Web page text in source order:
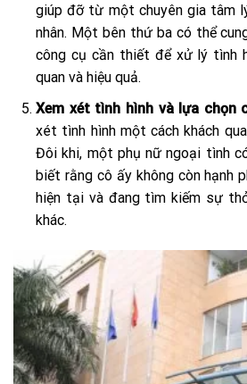
giúp đỡ từ một chuyên gia tâm
nhân. Một bên thứ ba có thể
công cụ cần thiết để xử lý tình
quan và hiệu quả.
Xem xét tình hình và lựa chọn
xét tình hình một cách khách
Đôi khi, một phụ nữ ngoại tình
biết rằng cô ấy không còn hạnh
hiện tại và đang tìm kiếm sự
khác.